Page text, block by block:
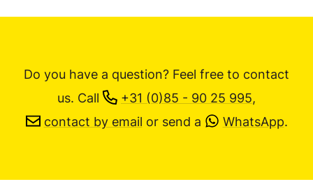
Do you have a question? Feel free to contact
us. Call +31 (0)85 - 90 25 995,
contact by email or send a WhatsApp.